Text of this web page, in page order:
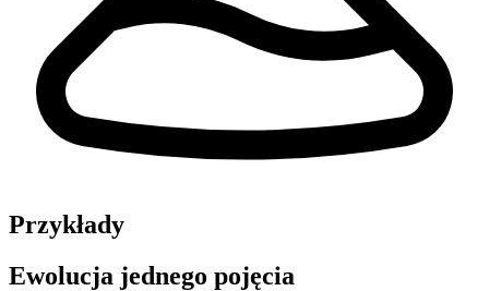
Przykłady
Ewolucja jednego pojęcia